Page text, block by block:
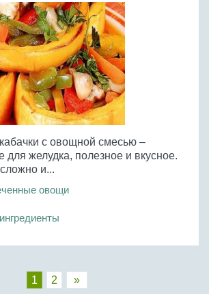
с овощной смесью –
для желудка, полезное и вкусное.
и...
овощи
1 2 »